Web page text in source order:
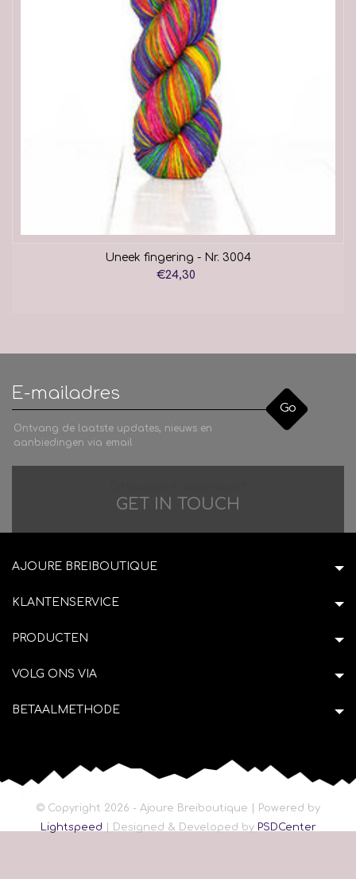
Uneek fingering - Nr. 3004
€24,30
Go
Ontvang de laatste updates, nieuws en
aanbiedingen via email
GET IN TOUCH
AJOURE BREIBOUTIQUE
KLANTENSERVICE
PRODUCTEN
VOLG ONS VIA
BETAALMETHODE
© Copyright 2026 - Ajoure Breiboutique | Powered by
Lightspeed | Designed & Developed by PSDCenter